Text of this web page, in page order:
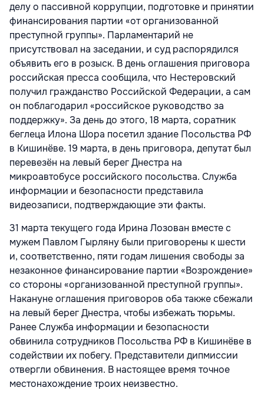
делу о пассивной коррупции, подготовке и принятии
финансирования партии «от организованной
преступной группы». Парламентарий не
присутствовал на заседании, и суд распорядился
объявить его в розыск. В день оглашения приговора
российская пресса сообщила, что Нестеровский
получил гражданство Российской Федерации, а сам
он поблагодарил «российское руководство за
поддержку». За день до этого, 18 марта, соратник
беглеца Илона Шора посетил здание Посольства РФ
в Кишинёве. 19 марта, в день приговора, депутат был
перевезён на левый берег Днестра на
микроавтобусе российского посольства. Служба
информации и безопасности представила
видеозаписи, подтверждающие эти факты.
31 марта текущего года Ирина Лозован вместе с
мужем Павлом Гырляну были приговорены к шести
и, соответственно, пяти годам лишения свободы за
незаконное финансирование партии «Возрождение»
со стороны «организованной преступной группы».
Накануне оглашения приговоров оба также сбежали
на левый берег Днестра, чтобы избежать тюрьмы.
Ранее Служба информации и безопасности
обвинила сотрудников Посольства РФ в Кишинёве в
содействии их побегу. Представители дипмиссии
отвергли обвинения. В настоящее время точное
местонахождение троих неизвестно.